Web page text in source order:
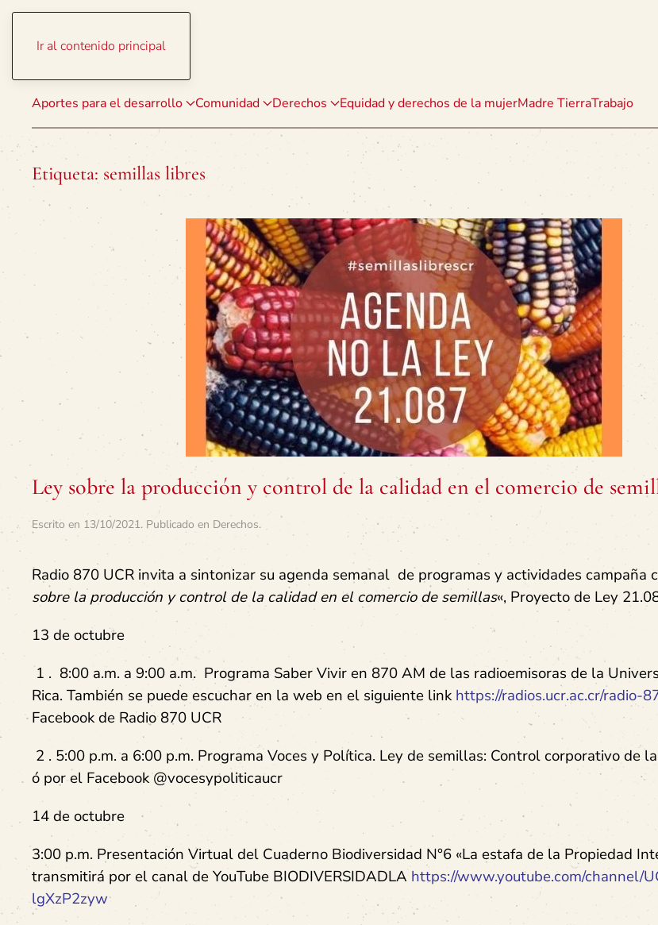
Ir al contenido principal
Aportes para el desarrollo Comunidad Derechos Equidad y derechos de la mujerMadre TierraTrabajo
Etiqueta: semillas libres
Ley sobre la producción y control de la calidad en el comercio de
Escrito en 13/10/2021. Publicado en Derechos.
Radio 870 UCR invita a sintonizar su agenda semanal de programas y actividades campaña
sobre la producción y control de la calidad en el comercio de semillas«, Proyecto de Ley
13 de octubre
1 . 8:00 a.m. a 9:00 a.m. Programa Saber Vivir en 870 AM de las radioemisoras de la
Rica. También se puede escuchar en la web en el siguiente linkhttps://radios.ucr.ac.cr/radio-
Facebook de Radio 870 UCR
2 . 5:00 p.m. a 6:00 p.m. Programa Voces y Política. Ley de semillas: Control corporativo de
ó por el Facebook @vocesypoliticaucr
14 de octubre
3:00 p.m. Presentación Virtual del Cuaderno Biodiversidad N°6 «La estafa de la Propiedad
transmitirá por el canal de YouTube BIODIVERSIDADLA https://www.youtube.com/channel/
lgXzP2zyw